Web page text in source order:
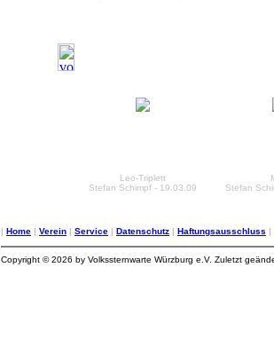
Leo-Triplett
Stefan Schimpf - 19.03.09
Stefan
| Home | Verein | Service | Datenschutz | Haftungsausschluss |
Copyright © 2026 by Volkssternwarte Würzburg e.V. Zuletzt